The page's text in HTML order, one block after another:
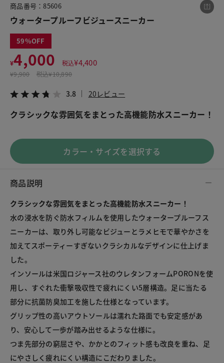
商品番号：85606
ウォータープルーフビジュースニーカー
59
¥4,000 税込¥4,400
¥9,900 税込¥10,890
3.8 20レビュー
クラシックな雰囲気をまとった高機能防水スニーカー！
カラー・サイズを選択する
商品説明
クラシックな雰囲気をまとった高機能防水スニーカー！
水の浸水を防ぐ防水フィルムを使用したウォータープルーフス
ニーカーは、取り外し可能なビジューとラメヒモで華やかさを
加えてスポーティーすぎないクラシカルなデザインに仕上げま
した。
インソールは米国ロジャース社のウレタンフォームPORONを使
用し、すぐれた衝撃吸収性で疲れにくい5層構造。足に当たる
部分に抗菌防臭加工を施した仕様となっています。
グリップ性の高いアウトソールは濡れた路面でも安定感があ
り、安心して一歩が踏み出せるような仕様に。
つま先部分の窮屈さや、かかとのフィット感も改良を重ね、足
にやさしく疲れにくい構造にこだわりました。
この商品をシェアする
¥4,000
税込¥4,400